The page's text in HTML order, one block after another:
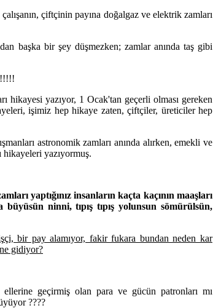
çiftçinin payına doğalgaz ve elektrik zamları
başka bir şey düşmezken; zamlar anında taş gibi
hikayesi yazıyor, 1 Ocak'tan geçerli olması gereken
işimiz hep hikaye zaten, çiftçiler, üreticiler hep
astronomik zamları anında alırken, emekli ve
yazıyormuş.
yaptığınız insanların kaçta kaçının maaşları
ninni, tıpış tıpış yolunsun sömürülsün,
bir pay alamıyor, fakir fukara bundan neden kar
gidiyor?
geçirmiş olan para ve gücün patronları mı
????